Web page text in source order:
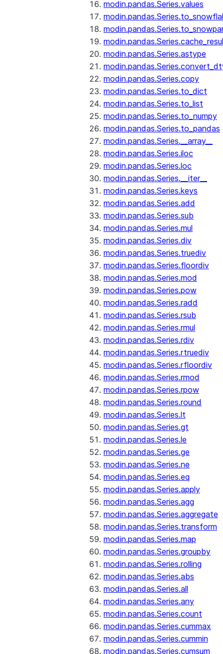
modin.pandas.Series.values
modin.pandas.Series.astype
modin.pandas.Series.copy
modin.pandas.Series.to_dict
modin.pandas.Series.to_list
modin.pandas.Series.to_numpy
modin.pandas.Series.to_pandas
modin.pandas.Series.__array__
modin.pandas.Series.iloc
modin.pandas.Series.loc
modin.pandas.Series.__iter__
modin.pandas.Series.keys
modin.pandas.Series.add
modin.pandas.Series.sub
modin.pandas.Series.mul
modin.pandas.Series.div
modin.pandas.Series.truediv
modin.pandas.Series.floordiv
modin.pandas.Series.mod
modin.pandas.Series.pow
modin.pandas.Series.radd
modin.pandas.Series.rsub
modin.pandas.Series.rmul
modin.pandas.Series.rdiv
modin.pandas.Series.rtruediv
modin.pandas.Series.rfloordiv
modin.pandas.Series.rmod
modin.pandas.Series.rpow
modin.pandas.Series.round
modin.pandas.Series.lt
modin.pandas.Series.gt
modin.pandas.Series.le
modin.pandas.Series.ge
modin.pandas.Series.ne
modin.pandas.Series.eq
modin.pandas.Series.apply
modin.pandas.Series.agg
modin.pandas.Series.aggregate
modin.pandas.Series.transform
modin.pandas.Series.map
modin.pandas.Series.groupby
modin.pandas.Series.rolling
modin.pandas.Series.abs
modin.pandas.Series.all
modin.pandas.Series.any
modin.pandas.Series.count
modin.pandas.Series.cummax
modin.pandas.Series.cummin
modin.pandas.Series.cumsum